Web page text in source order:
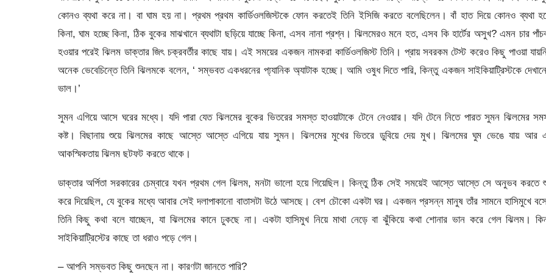
কোনও ব্যথা করে না। বা ঘাম হয় না। প্রথম প্রথম কার্ডিওলজিস্টকে ফোন করতেই তিনি ইসিজি করতে বলেছিলেন। বাঁ হাত দিয়ে কোনও ব্যথা
কিনা, ঘাম হচ্ছে কিনা, ঠিক বুকের মাঝখানে ব্যথাটা ছড়িয়ে যাচ্ছে কিনা, এসব নানা প্রশ্ন। ঝিলমেরও মনে হত, এসব কি হার্টের অসুখ? এমন চার
হওয়ার পরেই ঝিলম ডাক্তার জিৎ চক্রবর্তীর কাছে যায়। এই সময়ের একজন নামকরা কার্ডিওলজিস্ট তিনি। প্রায় সবরকম টেস্ট করেও কিছু পাওয়া
অনেক ভেবেচিন্তে তিনি ঝিলমকে বলেন, ‘ সম্ভবত একধরনের প্য্যানিক অ্যাটাক হচ্ছে। আমি ওষুধ দিতে পারি, কিন্তু একজন সাইকিয়াট্রিস্টকে
ভাল।’
সুমন এগিয়ে আসে ঘরের মধ্যে। যদি পারা যেত ঝিলমের বুকের ভিতরের সমস্ত হাওয়াটাকে টেনে নেওয়ার। যদি টেনে নিতে পারত সুমন ঝিলমের
কষ্ট। বিছানায় শুয়ে ঝিলমের কাছে আস্তে আস্তে এগিয়ে যায় সুমন। ঝিলমের মুখের ভিতরে ডুবিয়ে দেয় মুখ। ঝিলমের ঘুম ভেঙে যায় আর
আকস্মিকতায় ঝিলম ছটফট করতে থাকে।
ডাক্তার অর্পিতা সরকারের চেম্বারে যখন প্রথম গেল ঝিলম, মনটা ভালো হয়ে গিয়েছিল। কিন্তু ঠিক সেই সময়েই আস্তে আস্তে সে অনুভব করতে
করে দিয়েছিল, যে বুকের মধ্যে আবার সেই দলাপাকানো বাতাসটা উঠে আসছে। বেশ চৌকো একটা ঘর। একজন প্রসন্ন মানুষ তাঁর সামনে হাসিমুখে
তিনি কিছু কথা বলে যাচ্ছেন, যা ঝিলমের কানে ঢুকছে না। একটা হাসিমুখ নিয়ে মাথা নেড়ে বা ঝুঁকিয়ে কথা শোনার ভান করে গেল ঝিলম।
সাইকিয়াট্রিস্টের কাছে তা ধরাও পড়ে গেল।
– আপনি সম্ভবত কিছু শুনছেন না। কারণটা জানতে পারি?